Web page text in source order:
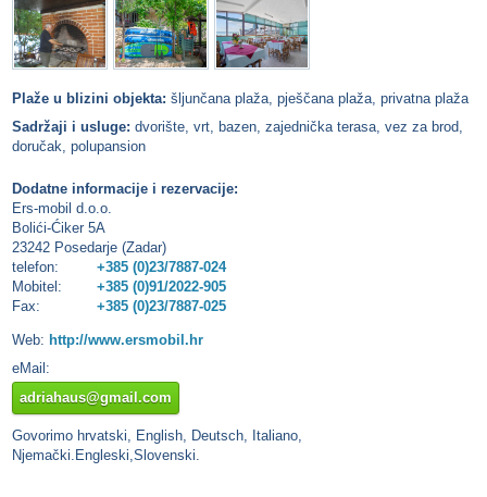
Plaže u blizini objekta: šljunčana plaža, pješčana plaža, privatna plaža
Sadržaji i usluge: dvorište, vrt, bazen, zajednička terasa, vez za brod,
doručak, polupansion
Dodatne informacije i rezervacije:
Ers-mobil d.o.o.
Bolići-Ćiker 5A
23242 Posedarje (Zadar)
telefon:
+385 (0)23/7887-024
Mobitel:
+385 (0)91/2022-905
Fax:
+385 (0)23/7887-025
Web: http://www.ersmobil.hr
eMail:
adriahaus@gmail.com
Govorimo hrvatski, English, Deutsch, Italiano,
Njemački.Engleski,Slovenski.